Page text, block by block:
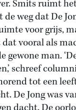
Smits ruimt
weg dat De
voor grijs,
vooral als
gewone man.
schreef
tot een
De Jong was